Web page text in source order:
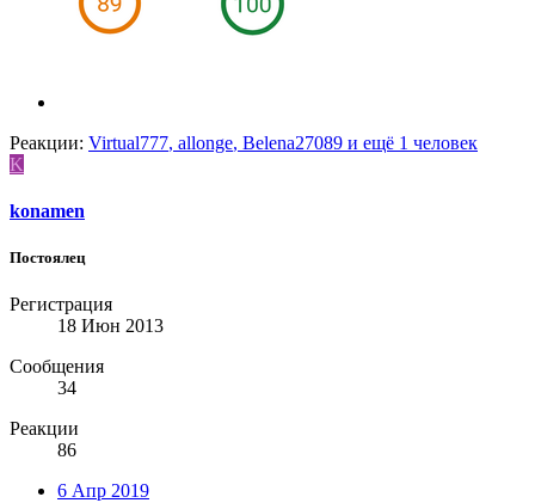
Реакции: Virtual777, allonge, Belena27089 и ещё 1 человек
K
konamen
Постоялец
Регистрация
18 Июн 2013
Сообщения
34
Реакции
86
6 Апр 2019